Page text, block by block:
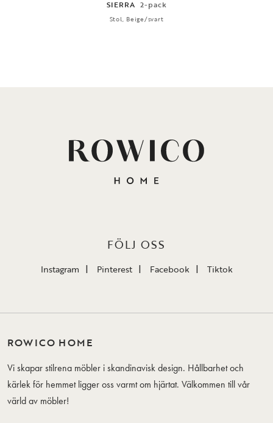
SIERRA 2-pack
Stol, Beige/svart
FÖLJ OSS
Instagram Pinterest Facebook Tiktok
ROWICO HOME
Vi skapar stilrena möbler i skandinavisk design. Hållbarhet och
kärlek för hemmet ligger oss varmt om hjärtat. Välkommen till vår
värld av möbler!